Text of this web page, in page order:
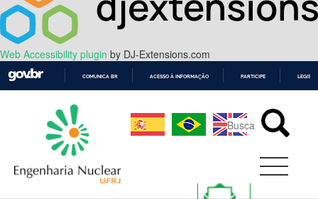
Web Accessibility plugin by DJ-Extensions.com
CONTEÚDO
COMUNICA BR ACESSO À INFORMAÇÃO PARTICIPE